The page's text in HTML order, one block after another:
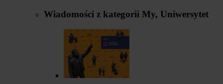
Wiadomości z kategorii My, Uniwersytet